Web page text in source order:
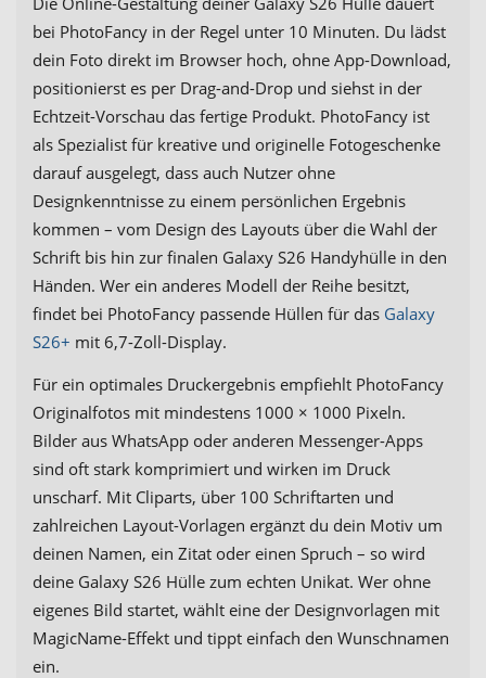
bei PhotoFancy in der Regel unter 10 Minuten. Du lädst
dein Foto direkt im Browser hoch, ohne App-Download,
positionierst es per Drag-and-Drop und siehst in der
Echtzeit-Vorschau das fertige Produkt. PhotoFancy ist
als Spezialist für kreative und originelle Fotogeschenke
darauf ausgelegt, dass auch Nutzer ohne
Designkenntnisse zu einem persönlichen Ergebnis
kommen – vom Design des Layouts über die Wahl der
Schrift bis hin zur finalen Galaxy S26 Handyhülle in den
Händen. Wer ein anderes Modell der Reihe besitzt,
findet bei PhotoFancy passende Hüllen für das Galaxy
S26+ mit 6,7-Zoll-Display.
Für ein optimales Druckergebnis empfiehlt PhotoFancy
Originalfotos mit mindestens 1000 × 1000 Pixeln.
Bilder aus WhatsApp oder anderen Messenger-Apps
sind oft stark komprimiert und wirken im Druck
unscharf. Mit Cliparts, über 100 Schriftarten und
zahlreichen Layout-Vorlagen ergänzt du dein Motiv um
deinen Namen, ein Zitat oder einen Spruch – so wird
deine Galaxy S26 Hülle zum echten Unikat. Wer ohne
eigenes Bild startet, wählt eine der Designvorlagen mit
MagicName-Effekt und tippt einfach den Wunschnamen
ein.